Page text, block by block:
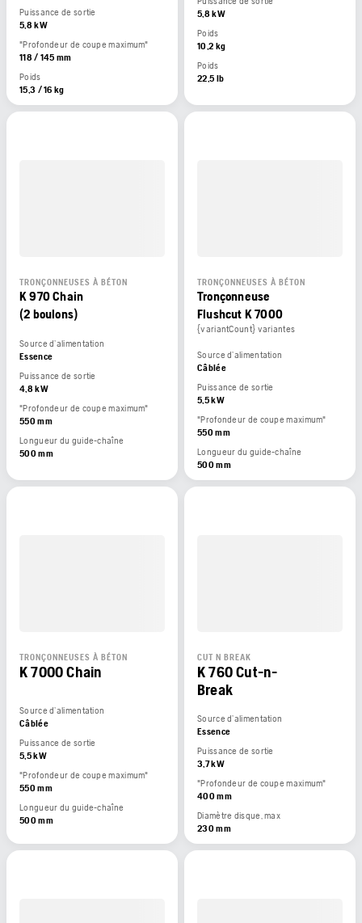
Puissance de sortie
5,8 kW
"Profondeur de coupe maximum"
118 / 145 mm
Poids
15,3 / 16 kg
5,8 kW
Poids
10,2 kg
Poids
22,5 lb
TRONÇONNEUSES À BÉTON
K 970 Chain
(2 boulons)
Source d’alimentation
Essence
Puissance de sortie
4,8 kW
"Profondeur de coupe maximum"
550 mm
Longueur du guide-chaîne
500 mm
TRONÇONNEUSES À BÉTON
Tronçonneuse
Flushcut K 7000
{variantCount} variantes
Source d’alimentation
Câblée
Puissance de sortie
5,5 kW
"Profondeur de coupe maximum"
550 mm
Longueur du guide-chaîne
500 mm
TRONÇONNEUSES À BÉTON
K 7000 Chain
Source d’alimentation
Câblée
Puissance de sortie
5,5 kW
"Profondeur de coupe maximum"
550 mm
Longueur du guide-chaîne
500 mm
CUT N BREAK
K 760 Cut-n-
Break
Source d’alimentation
Essence
Puissance de sortie
3,7 kW
"Profondeur de coupe maximum"
400 mm
Diamètre disque, max
230 mm